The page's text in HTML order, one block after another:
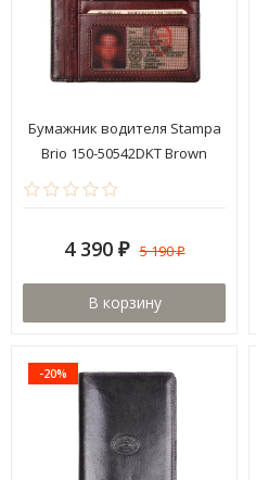
Бумажник водителя Stampa
Brio 150-50542DKT Brown
4 390 ₽ 5 190₽
В корзину
-20%